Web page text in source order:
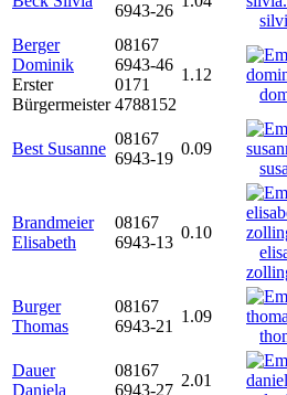
6943-26
Berger
Dominik
Erster
Bürgermeister
08167
6943-46
0171
4788152
1.12
Best Susanne
08167
6943-19
0.09
Brandmeier
Elisabeth
08167
6943-13
0.10
Burger
Thomas
08167
6943-21
1.09
Dauer
Daniela
08167
6943-27
2.01